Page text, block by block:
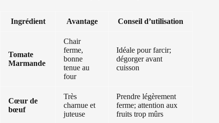
Ingrédient Avantage Conseil d’utilisation
Tomate
Marmande
Chair
ferme,
bonne
tenue au
four
Idéale pour farcir;
dégorger avant
cuisson
Cœur de
bœuf
Très
charnue et
juteuse
Prendre légèrement
ferme; attention aux
fruits trop mûrs